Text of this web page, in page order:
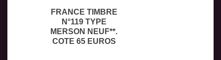
FRANCE TIMBRE
N°119 TYPE
MERSON NEUF**.
COTE 65 EUROS